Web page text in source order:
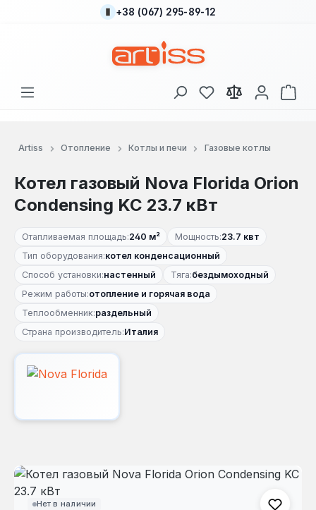
Перейти к основному содержанию
+38 (067) 295-89-12
У вас есть товары
В
Artiss Отопление Котлы и печи Газовые котлы
Котел газовый Nova Florida Orion
Condensing KC 23.7 кВт
Отапливаемая площадь:240 м² Мощность:23.7 квт
Тип оборудования:котел конденсационный
Способ установки:настенный Тяга:бездымоходный
Режим работы:отопление и горячая вода
Теплообменник:раздельный
Страна производитель:Италия
Нет в наличии
Пропустить галерею изображений